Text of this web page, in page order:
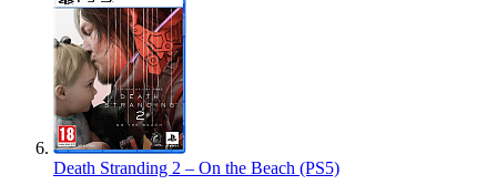
Death Stranding 2 – On the Beach (PS5)